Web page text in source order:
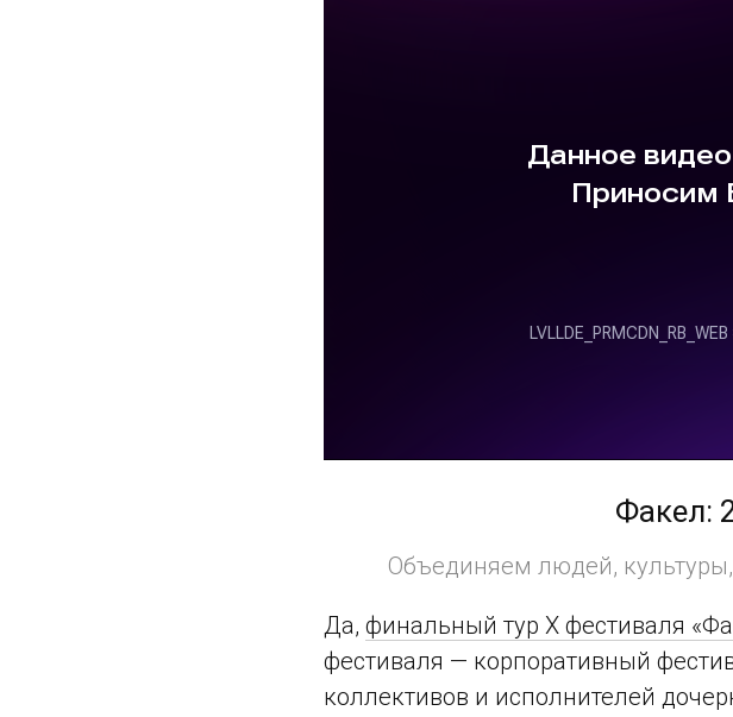
Факел:
Объединяем людей,
Да, финальный тур Х фестиваля
фестиваля — корпоративный
коллективов и исполнителей